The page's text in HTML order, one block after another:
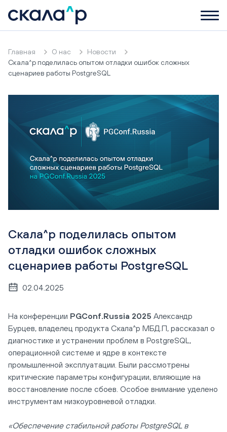
Главная О нас
Новости
Скала^р поделилась опытом отладки ошибок сложных
сценариев работы PostgreSQL
Скала^р поделилась опытом
отладки ошибок сложных
сценариев работы PostgreSQL
02.04.2025
На конференции PGConf.Russia 2025 Александр
Бурцев, владелец продукта Скала^р МБД.П, рассказал о
диагностике и устранении проблем в PostgreSQL,
операционной системе и ядре в контексте
промышленной эксплуатации. Были рассмотрены
критические параметры конфигурации, влияющие на
восстановление после сбоев. Особое внимание уделено
инструментам низкоуровневой отладки.
«Обеспечение стабильной работы PostgreSQL в